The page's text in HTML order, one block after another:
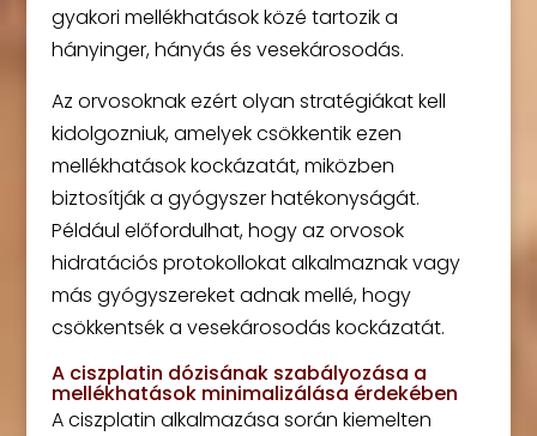
gyakori mellékhatások közé tartozik a
hányinger, hányás és vesekárosodás.
Az orvosoknak ezért olyan stratégiákat kell
kidolgozniuk, amelyek csökkentik ezen
mellékhatások kockázatát, miközben
biztosítják a gyógyszer hatékonyságát.
Például előfordulhat, hogy az orvosok
hidratációs protokollokat alkalmaznak vagy
más gyógyszereket adnak mellé, hogy
csökkentsék a vesekárosodás kockázatát.
A ciszplatin dózisának szabályozása a
mellékhatások minimalizálása érdekében
A ciszplatin alkalmazása során kiemelten